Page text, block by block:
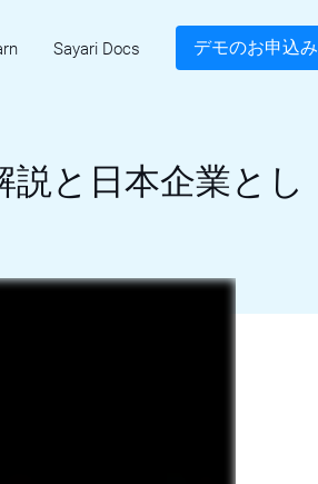
Sayari Docs デモのお申込み
と日本企業とし